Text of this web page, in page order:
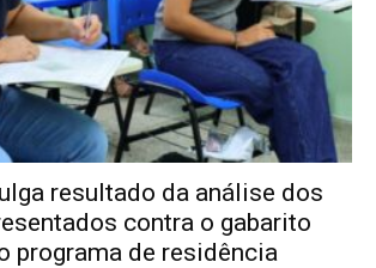
resultado da análise dos
contra o gabarito
programa de residência